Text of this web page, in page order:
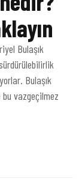
Bulaşık
Bulaşık
vazgeçilmez